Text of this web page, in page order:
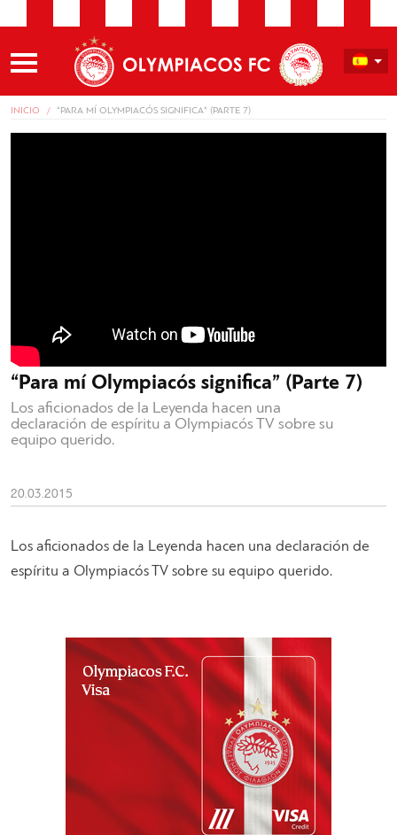
INICIO “PARA MÍ OLYMPIACÓS SIGNIFICA” (PARTE 7)
“Para mí Olympiacós significa” (Parte 7)
Los aficionados de la Leyenda hacen una
declaración de espíritu a Olympiacós TV sobre su
equipo querido.
20.03.2015
Los aficionados de la Leyenda hacen una declaración de
espíritu a Olympiacós TV sobre su equipo querido.